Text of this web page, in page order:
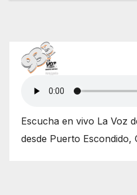
Escucha en vivo La Voz
desde Puerto Escondido,